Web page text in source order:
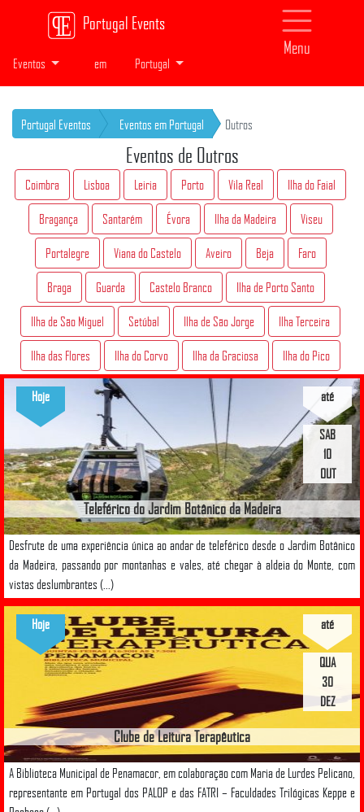
Portugal Events
Menu
Eventos em Portugal
Portugal Eventos Eventos em Portugal Outros
Eventos de Outros
Coimbra Lisboa Leiria Porto Vila Real Ilha do Faial
Bragança Santarém Évora Ilha da Madeira Viseu
Portalegre Viana do Castelo Aveiro Beja Faro
Braga Guarda Castelo Branco Ilha de Porto Santo
Ilha de São Miguel Setúbal Ilha de São Jorge Ilha Terceira
Ilha das Flores Ilha do Corvo Ilha da Graciosa Ilha do Pico
Teleférico do Jardim Botânico da Madeira
Desfrute de uma experiência única ao andar de teleférico desde o Jardim Botânico
da Madeira, passando por montanhas e vales, até chegar à aldeia do Monte, com
vistas deslumbrantes (...)
até
SAB
10
OUT
Hoje
Clube de Leitura Terapêutica
A Biblioteca Municipal de Penamacor, em colaboração com Maria de Lurdes Pelicano,
representante em Portugal dos PALOP e das FATRI – Faculdades Trilógicas Keppe e
até
QUA
30
DEZ
Hoje